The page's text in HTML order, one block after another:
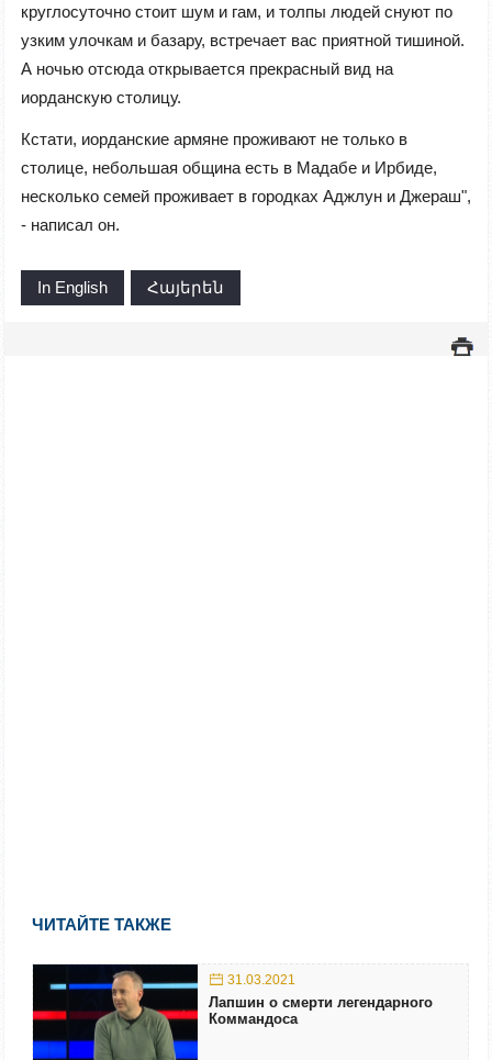
круглосуточно стоит шум и гам, и толпы людей снуют по
узким улочкам и базару, встречает вас приятной тишиной.
А ночью отсюда открывается прекрасный вид на
иорданскую столицу.
Кстати, иорданские армяне проживают не только в
столице, небольшая община есть в Мадабе и Ирбиде,
несколько семей проживает в городках Аджлун и Джераш",
- написал он.
In English Հայերեն
ЧИТАЙТЕ ТАКЖЕ
31.03.2021
Лапшин о смерти легендарного
Коммандоса